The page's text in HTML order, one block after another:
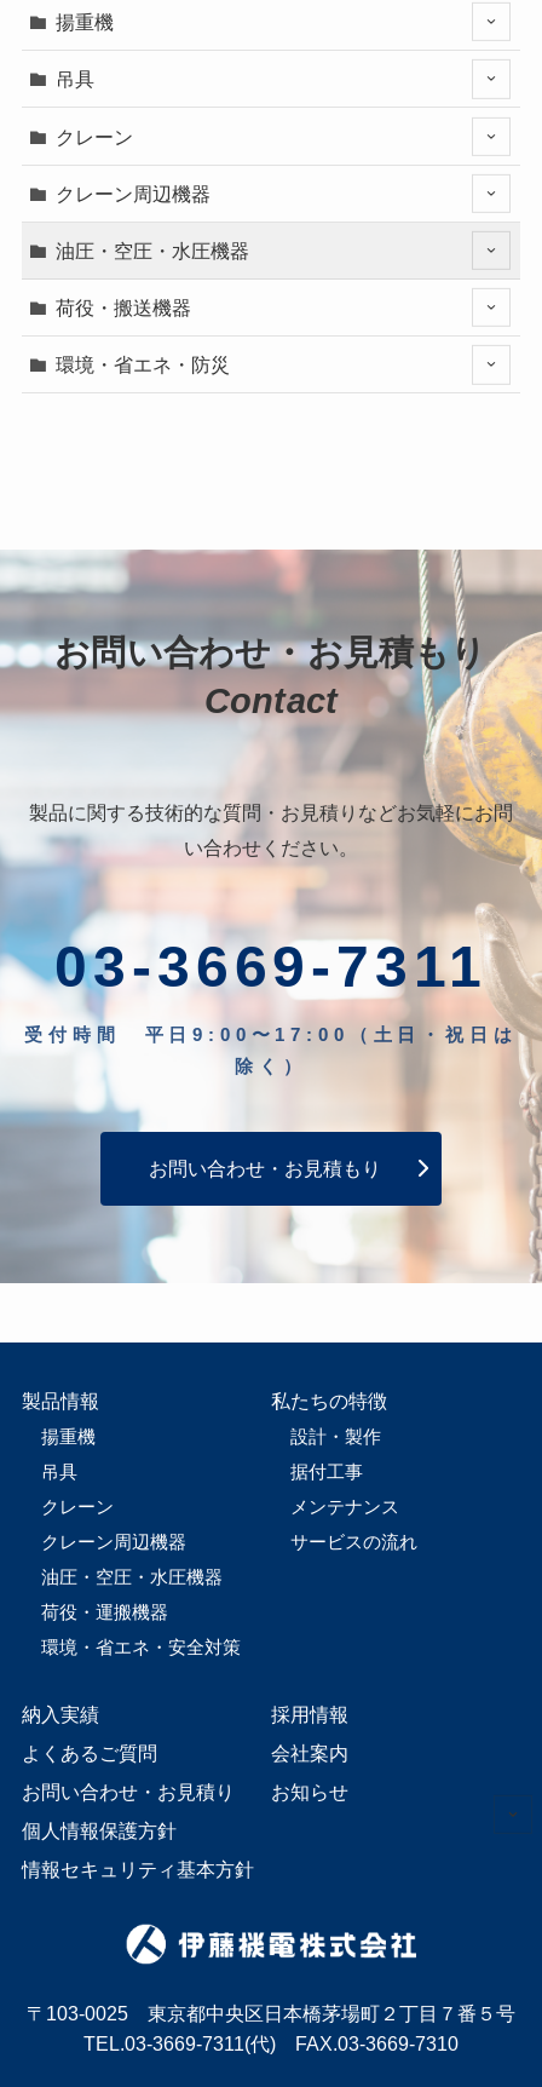
揚重機
吊具
クレーン
クレーン周辺機器
油圧・空圧・水圧機器
荷役・搬送機器
環境・省エネ・防災
お問い合わせ・お見積もり
Contact
製品に関する技術的な質問・お見積りなどお気軽にお問
い合わせください。
03-3669-7311
受付時間 平日9:00〜17:00（土日・祝日は
除く）
お問い合わせ・お見積もり
製品情報
揚重機
吊具
クレーン
クレーン周辺機器
油圧・空圧・水圧機器
荷役・運搬機器
環境・省エネ・安全対策
私たちの特徴
設計・製作
据付工事
メンテナンス
サービスの流れ
納入実績
よくあるご質問
お問い合わせ・お見積り
個人情報保護方針
情報セキュリティ基本方針
採用情報
会社案内
お知らせ
〒103-0025 東京都中央区日本橋茅場町２丁目７番５号
TEL.03-3669-7311(代) FAX.03-3669-7310